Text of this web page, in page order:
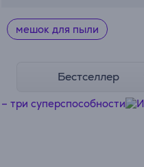
мешок для пыли
Бестселлер